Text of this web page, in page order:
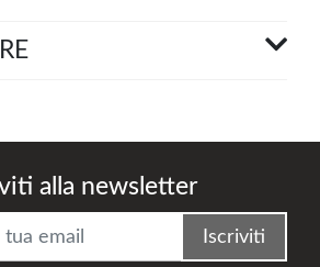
alla newsletter
Iscriviti